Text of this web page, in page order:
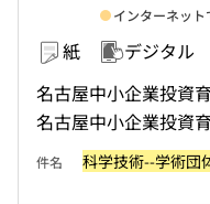
紙 デジタル
名古屋中小企業投資
名古屋中小企業投資
インターネット
件名 科学技術--学術団